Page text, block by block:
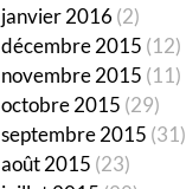
janvier 2016(2)
décembre 2015 (12)
novembre 2015 (11)
octobre 2015 (29)
septembre 2015 (31)
août 2015 (23)